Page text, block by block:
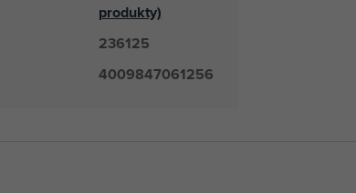
produkty)
236125
4009847061256